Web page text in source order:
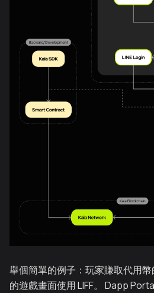
舉個簡單的例子：玩家賺取代用幣
的遊戲畫面使用 LIFF。 Dapp